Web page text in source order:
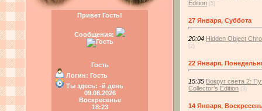
Привет Гость!
Сообщения:
Гость
Логин: Гость
Ты здесь: -й день
09.08.2026
Воскресенье
18:23
Edition (5)
27 Января, Суббота
20:04 Hidden Object
(2)
22 Января,
15:35 Вокруг света 2:
Collector’s Edition (3)
14 Января,